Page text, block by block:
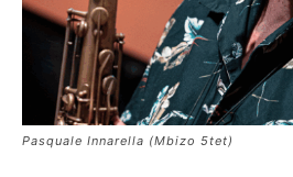
Pasquale Innarella (Mbizo 5tet)